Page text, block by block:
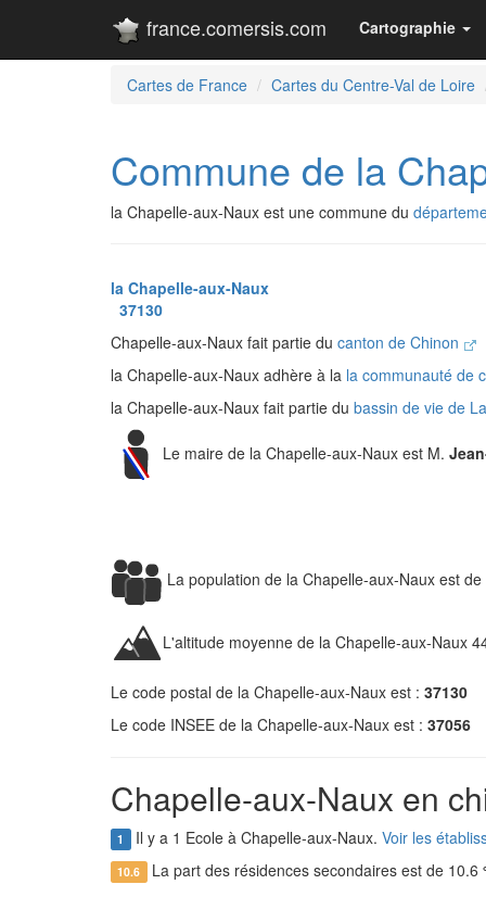
france.comersis.com Cartographie
Cartes de France Cartes du Centre-Val de Loire
Commune de la
la Chapelle-aux-Naux est une commune du
la Chapelle-aux-Naux
37130
Chapelle-aux-Naux fait partie du canton de Chinon
la Chapelle-aux-Naux adhère à la la communauté de
la Chapelle-aux-Naux fait partie du bassin de vie de
Le maire de la Chapelle-aux-Naux est M.
La population de la Chapelle-aux-Naux est de
L'altitude moyenne de la Chapelle-aux-Naux
Le code postal de la Chapelle-aux-Naux est : 37130
Le code INSEE de la Chapelle-aux-Naux est : 37056
Chapelle-aux-Naux en
1 Il y a 1 Ecole à Chapelle-aux-Naux. Voir les
10.6 La part des résidences secondaires est de 10.6